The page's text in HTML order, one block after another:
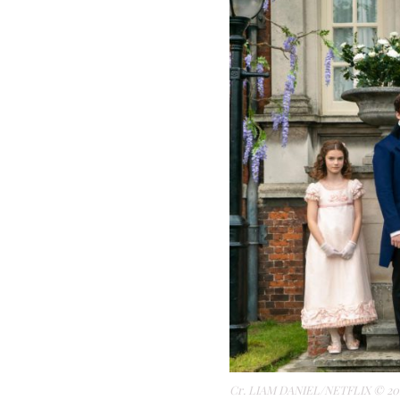
Cr. LIAM DANIEL/NETFLIX ©